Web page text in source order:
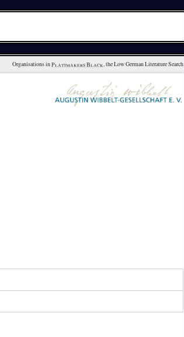
Organisations in Plattmakers Black, the Low German Literature Search